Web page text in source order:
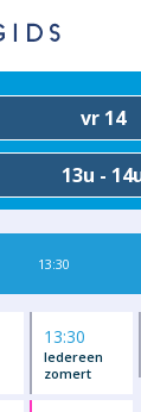
vr 14
13u -
13:30
13:30
Iedereen
zomert